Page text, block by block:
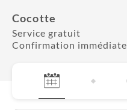
Cocotte
Service gratuit
Confirmation immédiate